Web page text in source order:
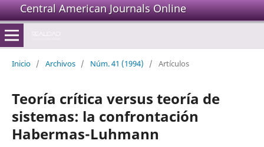
Central American Journals Online
Inicio / Archivos / Núm. 41 (1994) / Artículos
Teoría crítica versus teoría de
sistemas: la confrontación
Habermas-Luhmann